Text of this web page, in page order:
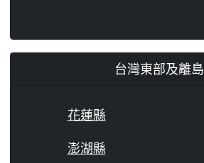
台灣東部及離島
花蓮縣
澎湖縣